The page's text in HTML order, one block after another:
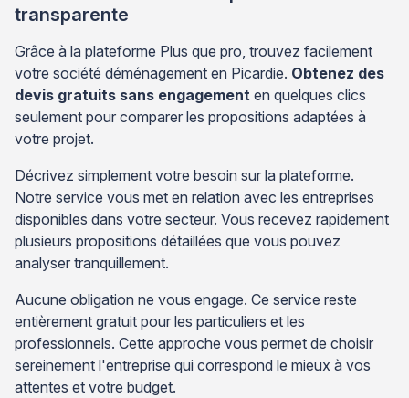
transparente
Grâce à la plateforme Plus que pro, trouvez facilement
votre société déménagement en Picardie. Obtenez des
devis gratuits sans engagement en quelques clics
seulement pour comparer les propositions adaptées à
votre projet.
Décrivez simplement votre besoin sur la plateforme.
Notre service vous met en relation avec les entreprises
disponibles dans votre secteur. Vous recevez rapidement
plusieurs propositions détaillées que vous pouvez
analyser tranquillement.
Aucune obligation ne vous engage. Ce service reste
entièrement gratuit pour les particuliers et les
professionnels. Cette approche vous permet de choisir
sereinement l'entreprise qui correspond le mieux à vos
attentes et votre budget.